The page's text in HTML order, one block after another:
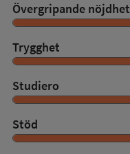
Övergripande nöjdhet
Trygghet
Studiero
Stöd